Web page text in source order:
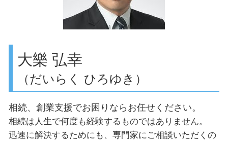
相続税申告 世田谷区
創業支援 品川区
相続対策 品川区
大樂 弘幸
（だいらく ひろゆき）
相続、創業支援でお困りならお任せください。
相続は人生で何度も経験するものではありません。
迅速に解決するためにも、専門家にご相談いただくの